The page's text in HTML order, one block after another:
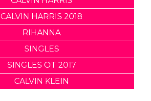
CALVIN HARRIS 2018
RIHANNA
SINGLES
SINGLES OT 2017
CALVIN KLEIN